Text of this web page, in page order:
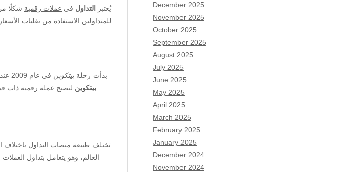
يُعتبر التداول في عملات رقمية شكلًا
للمتداولين الاستفادة من تقلبات
بدأت رحلة بيتكوين في عام 2009 عندما تم إنشاؤها بواسطة شخصية مجهولة تدعى ساتوشي ناكاموتو. ومنذ ذلك الحين، تطورت
بيتكوين لتصبح عملة رقمية ذات
تختلف طبيعة منصات التداول باختلاف
العالم، وهو يتعامل بتداول
December 2025
November 2025
October 2025
September 2025
August 2025
July 2025
June 2025
May 2025
April 2025
March 2025
February 2025
January 2025
December 2024
November 2024